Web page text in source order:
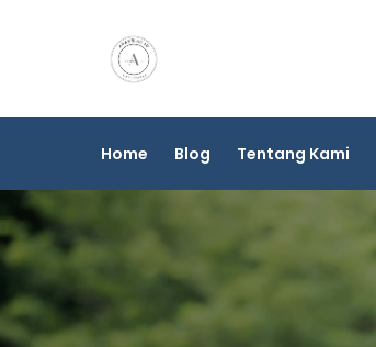
Home Blog Tentang Kami